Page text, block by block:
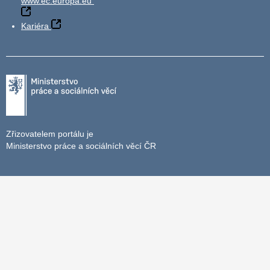
Kariéra
Zřizovatelem portálu je
Ministerstvo práce a sociálních věcí ČR